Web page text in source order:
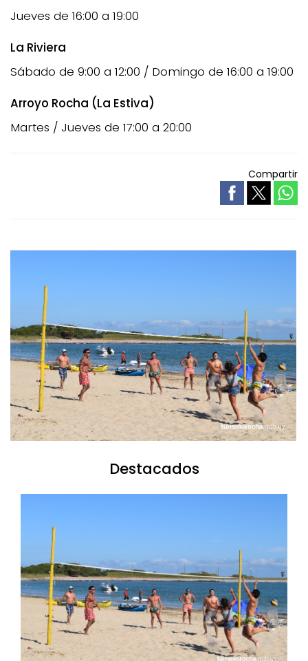
Jueves de 16:00 a 19:00
La Riviera
Sábado de 9:00 a 12:00 / Domingo de 16:00 a 19:00
Arroyo Rocha (La Estiva)
Martes / Jueves de 17:00 a 20:00
Compartir
Destacados